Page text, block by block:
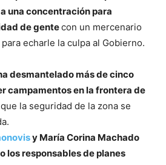
una concentración para
de gentecon un mercenario
echarle la culpa al Gobierno.
desmantelado más de cinco
campamentos en la frontera de
la seguridad de la zona se
y María Corina Machado
los responsables de planes